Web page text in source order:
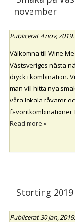
november
Publicerat4 nov, 2019
Välkomna till Wine
Västsveriges nästa
dryck i kombination.
man vill hitta nya
våra lokala råvaror
favoritkombinationer
Read more »
Storting 2019
Publicerat30 jan, 2019